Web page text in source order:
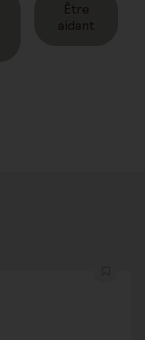
Être
aidant